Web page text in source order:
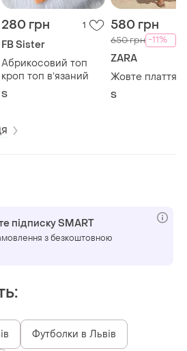
280 грн 1
FB Sister
Абрикосовий топ
кроп топ вʼязаний
S
580 грн
650 грн -11%
ZARA
Жовте плаття
S
підписку SMART
з безкоштовною
Футболки в Львів